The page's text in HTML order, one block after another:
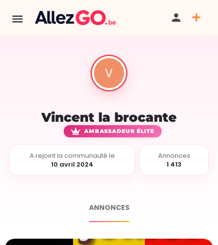
Vincent la brocante
AMBASSADEUR ÉLITE
A rejoint la communauté le
10 avril 2024
Annonces
1 413
ANNONCES